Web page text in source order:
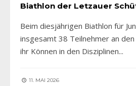
Biathlon der Letzauer
Beim diesjährigen Biathlon für
insgesamt 38 Teilnehmer an
ihr Können in den Disziplinen...
11. MAI 2026